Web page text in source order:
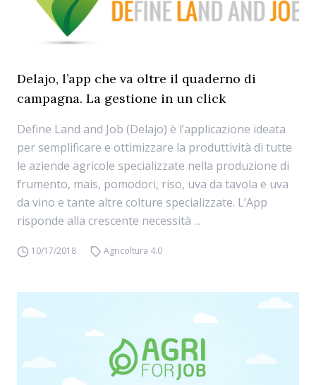
Delajo, l’app che va oltre il quaderno di
campagna. La gestione in un click
Define Land and Job (Delajo) è l’applicazione ideata
per semplificare e ottimizzare la produttività di tutte
le aziende agricole specializzate nella produzione di
frumento, mais, pomodori, riso, uva da tavola e uva
da vino e tante altre colture specializzate. L’App
risponde alla crescente necessità ...
10/17/2018 Agricoltura 4.0